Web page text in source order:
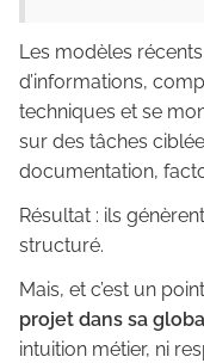
Les modèles
d’informations,
techniques et se
sur des tâches
documentation,
Résultat : ils
structuré.
Mais, et c’est un
projet dans sa
intuition métier, ni